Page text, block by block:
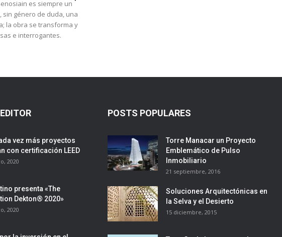
es siempre un
sin género de duda, una
la obra se transforma y
e interrogantes.
vez más proyectos
con certificación LEED
2020
presenta «The
Dekton® 2020»
2020
POSTS POPULARES
Torre Manacar un Proyecto
Emblemático de Pulso
Inmobiliario
21 septiembre, 2016
Soluciones Arquitectónicas en
la Selva y el Desierto
15 diciembre, 2015